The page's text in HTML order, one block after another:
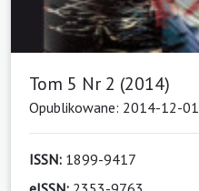
Tom 5 Nr 2 (2014)
Opublikowane: 2014-12-01
ISSN: 1899-9417